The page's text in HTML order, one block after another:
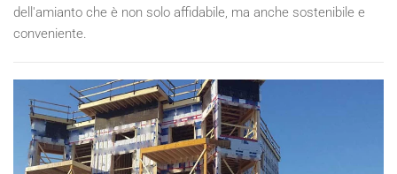
dell'amianto che è non solo affidabile, ma anche sostenibile e
conveniente.